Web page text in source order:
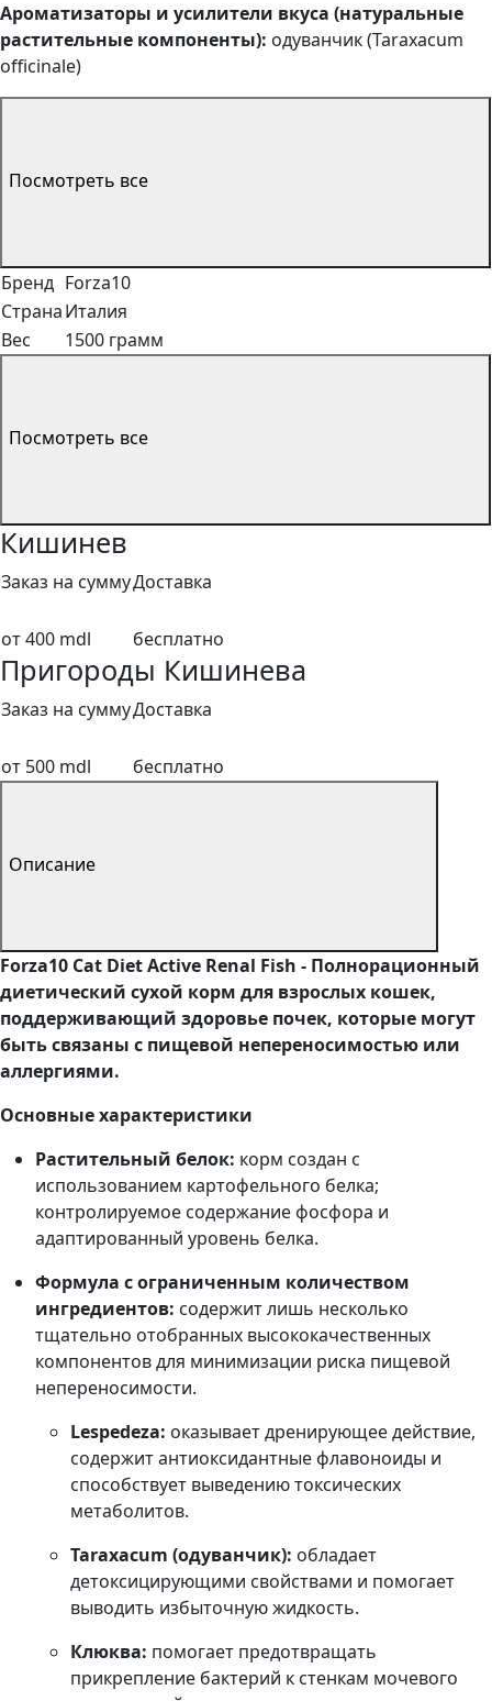
Ароматизаторы и усилители вкуса (натуральные
растительные компоненты): одуванчик (Taraxacum
officinale)
Посмотреть все
Бренд Forza10
СтранаИталия
Вес
1500 грамм
Посмотреть все
Кишинев
Заказ на суммуДоставка
от 400 mdl бесплатно
Пригороды Кишинева
Заказ на суммуДоставка
от 500 mdl бесплатно
Описание
Forza10 Cat Diet Active Renal Fish - Полнорационный
диетический сухой корм для взрослых кошек,
поддерживающий здоровье почек, которые могут
быть связаны с пищевой непереносимостью или
аллергиями.
Основные характеристики
Растительный белок: корм создан с
использованием картофельного белка;
контролируемое содержание фосфора и
адаптированный уровень белка.
Формула с ограниченным количеством
ингредиентов: содержит лишь несколько
тщательно отобранных высококачественных
компонентов для минимизации риска пищевой
непереносимости.
Lespedeza: оказывает дренирующее действие,
содержит антиоксидантные флавоноиды и
способствует выведению токсических
метаболитов.
Taraxacum (одуванчик): обладает
детоксицирующими свойствами и помогает
выводить избыточную жидкость.
Клюква: помогает предотвращать
прикрепление бактерий к стенкам мочевого